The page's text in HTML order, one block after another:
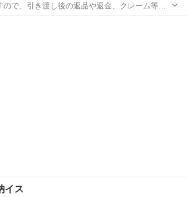
ので、引き渡し後の返品や返金、クレーム等は
ん。あらかじめご了承ください。 ・早急にお引
イス